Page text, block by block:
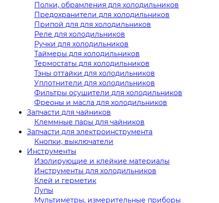
Полки, обрамления для холодильников
Предохранители для холодильников
Припой для для холодильников
Реле для холодильников
Ручки для холодильников
Таймеры для холодильников
Термостаты для холодильников
Тэны оттайки для холодильников
Уплотнители для холодильников
Фильтры осушители для холодильников
Фреоны и масла для холодильников
Запчасти для чайников
Клеммные пары для чайников
Запчасти для электроинструмента
Кнопки, выключатели
Инструменты
Изолирующие и клейкие материалы
Инструменты для холодильников
Клей и герметик
Лупы
Мультиметры, измерительные приборы